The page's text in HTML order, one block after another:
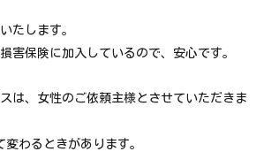
たします。
害保険に加入しているので、安心です。
は、女性のご依頼主様とさせていただきま
わるときがあります。